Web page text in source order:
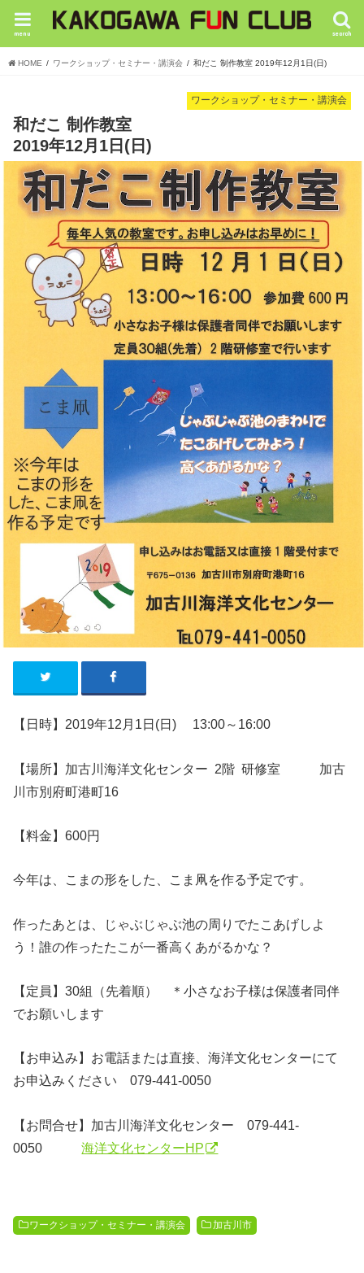
search
menu
HOME ワークショップ・セミナー・講演会 和だこ 制作教室 2019年12月1日(日)
ワークショップ・セミナー・講演会
和だこ 制作教室
2019年12月1日(日)
【日時】2019年12 月1日(日) 13:00～16:00
【場所】 加古川海洋文化センター 2階 研修室 加古
川市別府町港町16
【料金】600円
今年は、こまの形をした、こま凧を作る予定です。
作ったあとは、じゃぶじゃぶ池の周りでたこあげしよ
う！誰の作ったたこが一番高くあがるかな？
【定員】30組（先着順） ＊小さなお子様は保護者同伴
でお願いします
【お申込み】お電話または直接、海洋文化センターにて
お申込みください079-441-0050
【お問合せ】加古川海洋文化センター079-441-
0050海洋文化センターHP
ワークショップ・セミナー・講演会 加古川市